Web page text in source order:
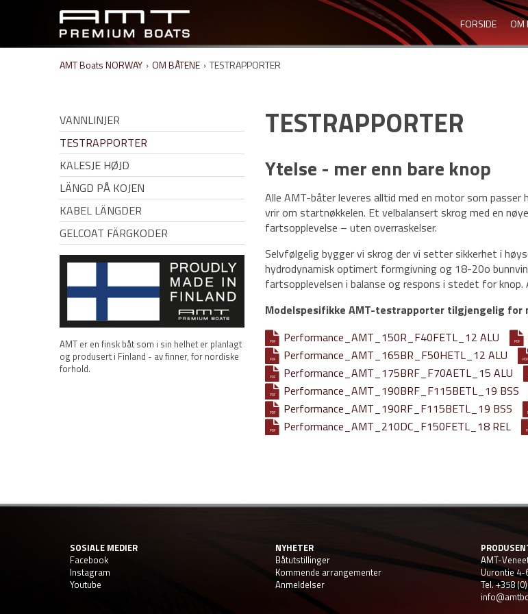
FORSIDE OM
AMT Boats NORWAY › OM BÅTENE › TESTRAPPORTER
TESTRAPPORTER
Ytelse - mer enn bare knop
Alle AMT-båter leveres alltid med en motor som
vrir om startnøkkelen. Et velbalansert skrog med en
fartsopplevelse – uten overraskelser.
Selvfølgelig bygger vi skrog der vi setter sikkerhet i
hydrodynamisk optimert formgivning og 18-20o
fartsopplevelsen i balanse og respons i stedet for
Modelspesifikke AMT-testrapporter tilgjengelig for
PDF Performance_AMT_150R_F40FETL_12 ALU PDF
PDF Performance_AMT_165BR_F50HETL_12 ALU PDF
PDF Performance_AMT_175BRF_F70AETL_15 ALU
PDF Performance_AMT_190BRF_F115BETL_19 BSS
PDF Performance_AMT_190RF_F115BETL_19 BSS
PDF Performance_AMT_210DC_F150FETL_18 REL
VANNLINJER
TESTRAPPORTER
KALESJE HØJD
LÄNGD PÅ KOJEN
KABEL LÄNGDER
GELCOAT FÄRGKODER
AMT er en finsk båt som i sin helhet er planlagt
og produsert i Finland - av finner, for nordiske
forhold.
SOSIALE MEDIER
Facebook
Instagram
Youtube
NYHETER
Båtutstillinger
Kommende arrangementer
Anmeldelser
AMT-
Uurontie 4-
Tel. +358